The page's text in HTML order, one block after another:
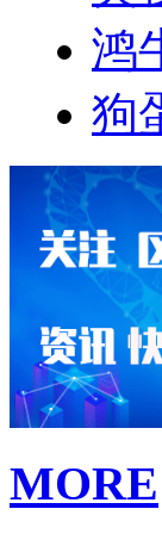
鸿
狗
MORE